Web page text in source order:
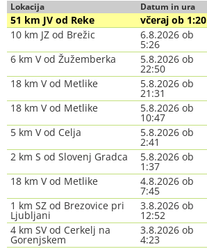
Lokacija Datum in ura
51 km JV od Reke včeraj ob 1:20
10 km JZ od Brežic
6.8.2026 ob
5:26
6 km V od Žužemberka
5.8.2026 ob
22:50
18 km V od Metlike
5.8.2026 ob
21:31
18 km V od Metlike
5.8.2026 ob
10:47
5 km V od Celja
5.8.2026 ob
2:41
2 km S od Slovenj Gradca
5.8.2026 ob
1:37
18 km V od Metlike
4.8.2026 ob
7:45
1 km SZ od Brezovice pri
Ljubljani
3.8.2026 ob
12:52
4 km SV od Cerkelj na
Gorenjskem
3.8.2026 ob
4:23